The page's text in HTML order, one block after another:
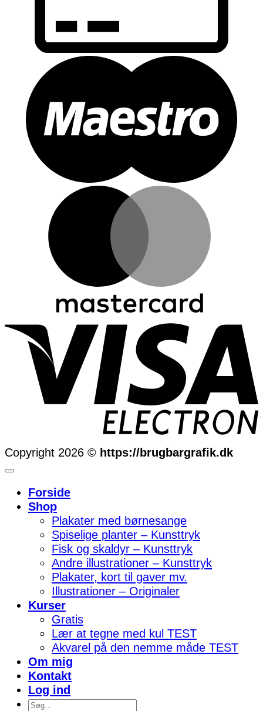
Copyright 2026 © https://brugbargrafik.dk
Forside
Shop
Plakater med børnesange
Spiselige planter – Kunsttryk
Fisk og skaldyr – Kunsttryk
Andre illustrationer – Kunsttryk
Plakater, kort til gaver mv.
Illustrationer – Originaler
Kurser
Gratis
Lær at tegne med kul TEST
Akvarel på den nemme måde TEST
Om mig
Kontakt
Log ind
Søg